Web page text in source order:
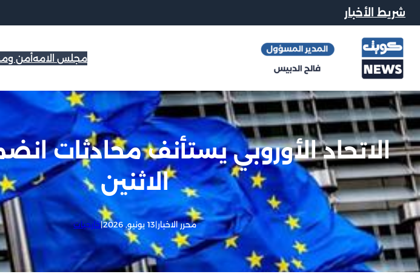
شريط الأخبار
مجلس الامهأمن
الاتحاد الأوروبي يستأنف محادثات
الاثنين
محرر الاخبار|13 يونيو, 2026 |خارجيات